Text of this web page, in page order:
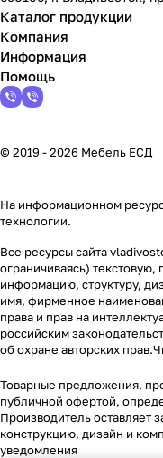
Каталог продукции
Компания
Информация
Помощь
© 2019 - 2026 Мебель ЕСД
На информационном
технологии.
Все ресурсы сайта
ограничиваясь)
информацию, структуру,
имя, фирменное
права и прав на
российским
об охране авторских прав.
Товарные предложения,
публичной офертой,
Производитель оставляет
конструкцию, дизайн и
уведомления